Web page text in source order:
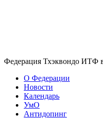
Федерация Тхэквондо ИТФ
О Федерации
Новости
Календарь
УмО
Антидопинг